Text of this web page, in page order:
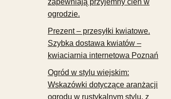
ogrodzie.
Prezent – przesyłki kwiatowe.
Szybka dostawa kwiatów –
kwiaciarnia internetowa Poznań
Ogród w stylu wiejskim:
Wskazówki dotyczące aranżacji
ogrodu w rustykalnym stylu, z